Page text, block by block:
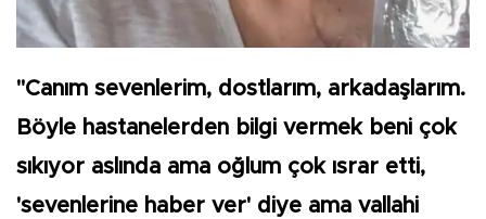
"Canım sevenlerim, dostlarım, arkadaşlarım.
Böyle hastanelerden bilgi vermek beni çok
sıkıyor aslında ama oğlum çok ısrar etti,
'sevenlerine haber ver' diye ama vallahi